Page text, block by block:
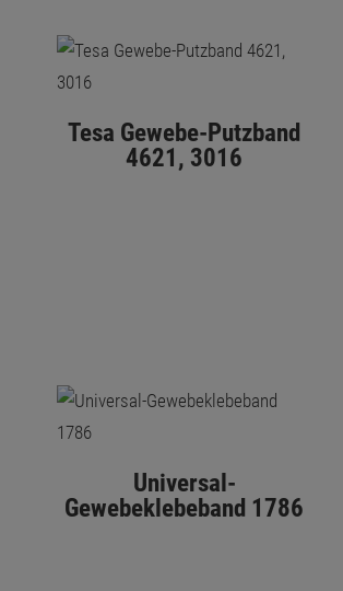
Tesa Gewebe-Putzband
4621, 3016
Universal-
Gewebeklebeband 1786